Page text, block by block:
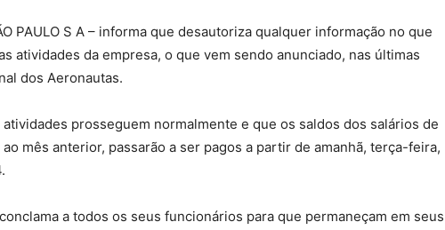
PAULO S A – informa que desautoriza qualquer informação no que
atividades da empresa, o que vem sendo anunciado, nas últimas
dos Aeronautas.
prosseguem normalmente e que os saldos dos salários de
mês anterior, passarão a ser pagos a partir de amanhã, terça-feira,
a todos os seus funcionários para que permaneçam em seus